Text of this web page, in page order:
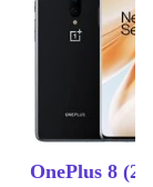
OnePlus 8